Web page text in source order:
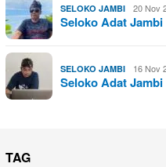
SELOKO JAMBI 20 Nov
Seloko Adat
SELOKO JAMBI 16 Nov
Seloko Adat
TAG